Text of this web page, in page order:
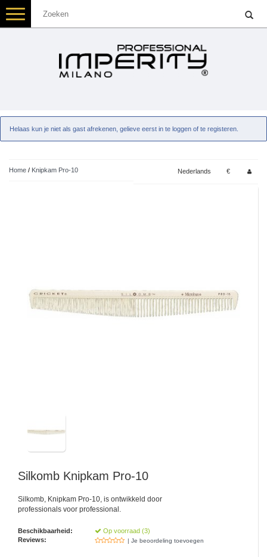
Toggle
navigation
Helaas kun je niet als gast afrekenen, gelieve eerst in te loggen of te registeren.
Home / Knipkam Pro-10 Nederlands €
Silkomb Knipkam Pro-10
Silkomb, Knipkam Pro-10, is ontwikkeld door
professionals voor professional.
Beschikbaarheid:
Op voorraad (3)
Reviews:
| Je beoordeling toevoegen